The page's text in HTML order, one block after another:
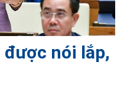
được nói lắp,